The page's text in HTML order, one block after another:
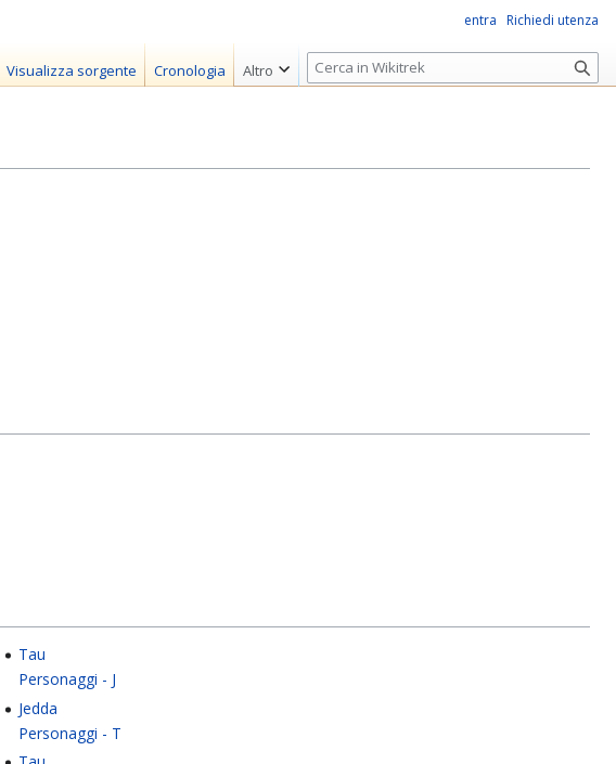
Tau
Personaggi - J
Jedda
Personaggi - T
entra Richiedi utenza
Visualizza sorgente Cronologia Altro
R
i
r